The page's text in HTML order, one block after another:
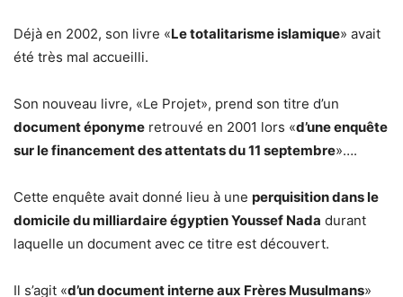
Déjà en 2002, son livre «Le totalitarisme islamique» avait
été très mal accueilli.
Son nouveau livre, «Le Projet», prend son titre d’un
document éponyme retrouvé en 2001 lors «d’une enquête
sur le financement des attentats du 11 septembre»….
Cette enquête avait donné lieu à une perquisition dans le
domicile du milliardaire égyptien Youssef Nada durant
laquelle un document avec ce titre est découvert.
Il s’agit «d’un document interne aux Frères Musulmans»